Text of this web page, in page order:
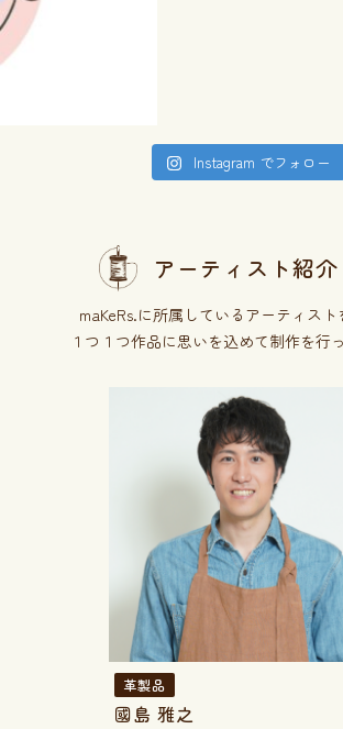
Instagram でフォロー
アーティスト紹介
maKeRs.に所属しているアーティスト
１つ１つ作品に思いを込めて制作を行
革製品
國島 雅之